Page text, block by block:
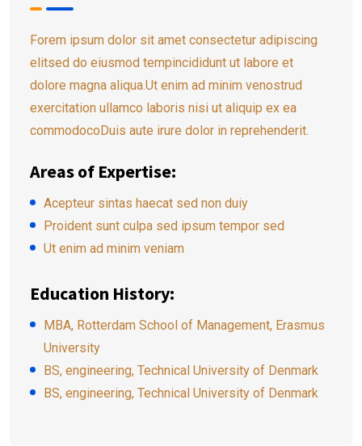
Forem ipsum dolor sit amet consectetur adipiscing
elitsed do eiusmod tempincididunt ut labore et
dolore magna aliqua.Ut enim ad minim venostrud
exercitation ullamco laboris nisi ut aliquip ex ea
commodocoDuis aute irure dolor in reprehenderit.
Areas of Expertise:
Acepteur sintas haecat sed non duiy
Proident sunt culpa sed ipsum tempor sed
Ut enim ad minim veniam
Education History:
MBA, Rotterdam School of Management, Erasmus
University
BS, engineering, Technical University of Denmark
BS, engineering, Technical University of Denmark